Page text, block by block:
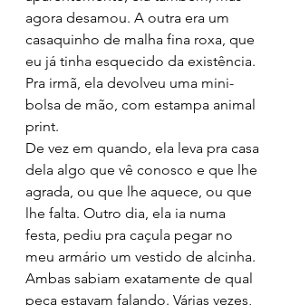
agora desamou. A outra era um
casaquinho de malha fina roxa, que
eu já tinha esquecido da existência.
Pra irmã, ela devolveu uma mini-
bolsa de mão, com estampa animal
print.
De vez em quando, ela leva pra casa
dela algo que vê conosco e que lhe
agrada, ou que lhe aquece, ou que
lhe falta. Outro dia, ela ia numa
festa, pediu pra caçula pegar no
meu armário um vestido de alcinha.
Ambas sabiam exatamente de qual
peça estavam falando. Várias vezes,